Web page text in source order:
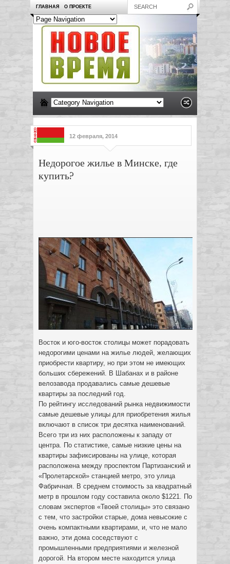
ГЛАВНАЯ О ПРОЕКТЕ
12 февраля, 2014
Недорогое жилье в Минске, где
купить?
Восток и юго-восток столицы может порадовать
недорогими ценами на жилье людей, желающих
приобрести квартиру, но при этом не имеющих
больших сбережений. В Шабанах и в районе
велозавода продавались самые дешевые
квартиры за последний год.
По рейтингу исследований рынка недвижимости
самые дешевые улицы для приобретения жилья
включают в список три десятка наименований.
Всего три из них расположены к западу от
центра. По статистике, самые низкие цены на
квартиры зафиксированы на улице, которая
расположена между проспектом Партизанский и
«Пролетарской» станцией метро, это улица
Фабричная. В среднем стоимость за квадратный
метр в прошлом году составила около $1221. По
словам экспертов «Твоей столицы» это связано
с тем, что застройки старые, дома невысокие с
очень компактными квартирами, и, что не мало
важно, эти дома соседствуют с
промышленными предприятиями и железной
дорогой. На втором месте находится улица